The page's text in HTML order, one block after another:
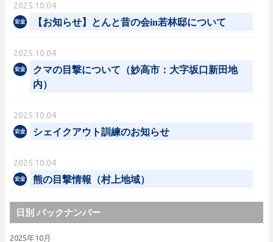
2025.10.04
【お知らせ】とんと昔の会in若林邸について
2025.10.04
クマの目撃について（妙高市：大字坂口新田地
内）
2025.10.04
シェイクアウト訓練のお知らせ
2025.10.04
熊の目撃情報（村上地域）
日別 バックナンバー
2025年10月